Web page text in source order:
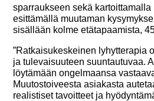
sparraukseen sekä kartoittamalla
esittämällä muutaman
sisällään kolme etätapaamista,
”Ratkaisukeskeinen lyhytterapia
ja tulevaisuuteen suuntautuvaa.
löytämään ongelmaansa
Muutostoiveesta asiakasta
realistiset tavoitteet ja